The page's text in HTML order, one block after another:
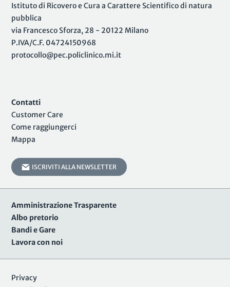
Istituto di Ricovero e Cura a Carattere Scientifico di natura
pubblica
via Francesco Sforza, 28 - 20122 Milano
P.IVA/C.F. 04724150968
protocollo@pec.policlinico.mi.it
Contatti
Customer Care
Come raggiungerci
Mappa
ISCRIVITI ALLA NEWSLETTER
Amministrazione Trasparente
Albo pretorio
Bandi e Gare
Lavora con noi
Privacy